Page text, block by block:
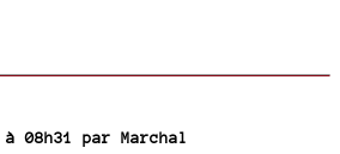
08h31 par Marchal